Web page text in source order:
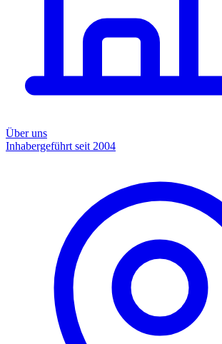
Über uns
Inhabergeführt seit 2004